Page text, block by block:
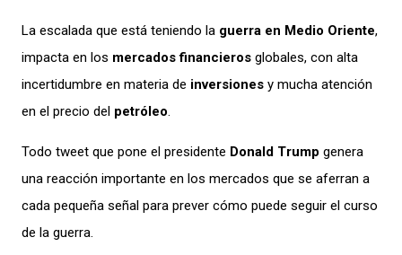
La escalada que está teniendo la guerra en Medio Oriente,
impacta en los mercados financieros globales, con alta
incertidumbre en materia de inversiones y mucha atención
en el precio del petróleo.
Todo tweet que pone el presidente Donald Trump genera
una reacción importante en los mercados que se aferran a
cada pequeña señal para prever cómo puede seguir el curso
de la guerra.